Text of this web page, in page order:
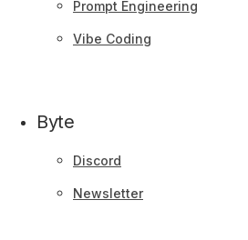
Prompt Engineering
Vibe Coding
Byte
Discord
Newsletter